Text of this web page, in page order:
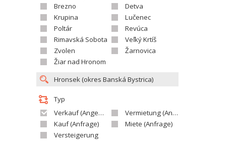
Brezno
Detva
Krupina
Lučenec
Poltár
Revúca
Rimavská Sobota
Veľký Krtíš
Zvolen
Žarnovica
Žiar nad Hronom
Typ
Verkauf (Angebot)
Vermietung (Angebot)
Kauf (Anfrage)
Miete (Anfrage)
Versteigerung